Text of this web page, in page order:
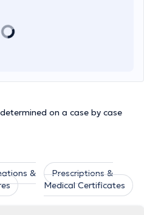
on a case by case
&
Prescriptions &
Medical Certificates